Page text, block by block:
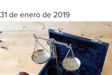
31 de enero de 2019